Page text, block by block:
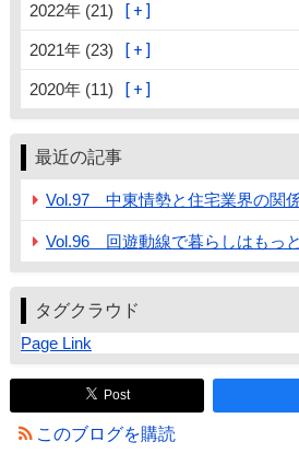
2022年 (21)
2021年 (23)
2020年 (11)
最近の記事
Vol.97 中東情勢と住宅業界の関
Vol.96 回遊動線で暮らしはもっ
タグクラウド
Page Link
Post
このブログを購読